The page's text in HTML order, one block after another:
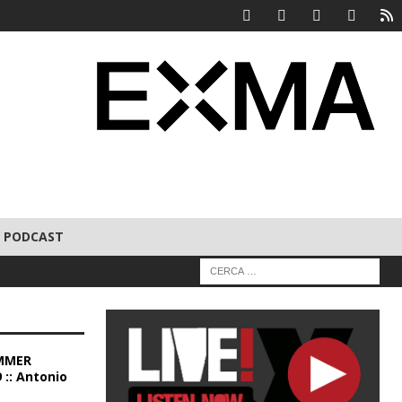
PODCAST
:: Antonio